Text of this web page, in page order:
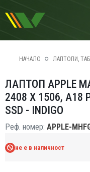
НАЧАЛО ЛАПТОПИ,
ЛАПТОП APPLE
2408 X 1506, A18
SSD - INDIGO
Реф. номер: APPLE-
не е в наличност